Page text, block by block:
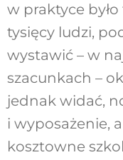
w praktyce
tysięcy ludzi,
wystawić – w
szacunkach –
jednak widać,
i wyposażenie,
kosztowne